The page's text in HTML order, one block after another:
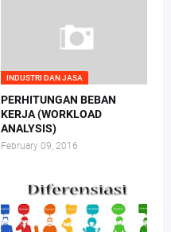
INDUSTRI DAN JASA
PERHITUNGAN BEBAN
KERJA (WORKLOAD
ANALYSIS)
February 09, 2016